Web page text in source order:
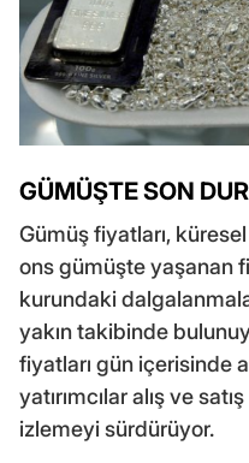
GÜMÜŞTE SON
Gümüş fiyatları,
ons gümüşte yaşanan
kurundaki
yakın takibinde
fiyatları gün içerisinde
yatırımcılar alış ve
izlemeyi sürdürüyor.